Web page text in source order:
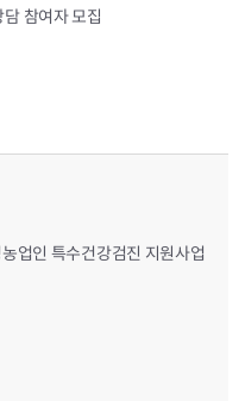
참여자 모집
업인 특수건강검진 지원사업